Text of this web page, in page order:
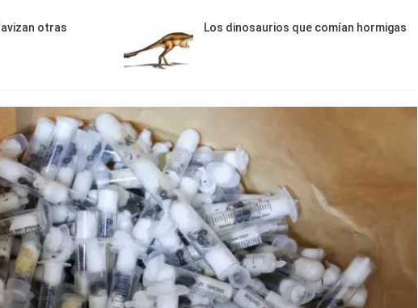
otras
Los dinosaurios que comían hormigas